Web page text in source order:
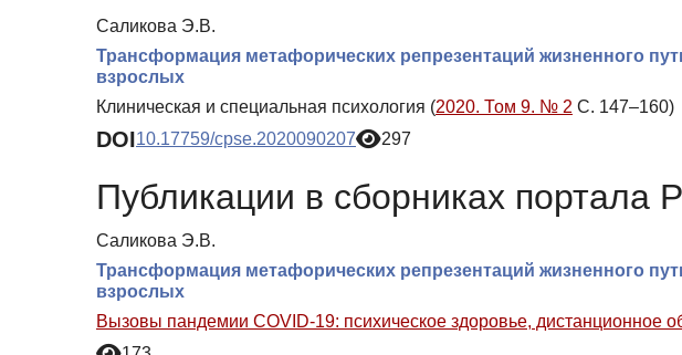
Саликова Э.В.
Трансформация метафорических репрезентаций жизненного
взрослых
Клиническая и специальная психология (2020. Том 9. № 2 С. 147–160)
DOI10.17759/cpse.2020090207 297
Публикации в сборниках портала
Саликова Э.В.
Трансформация метафорических репрезентаций жизненного
взрослых
Вызовы пандемии COVID-19: психическое здоровье, дистанционное